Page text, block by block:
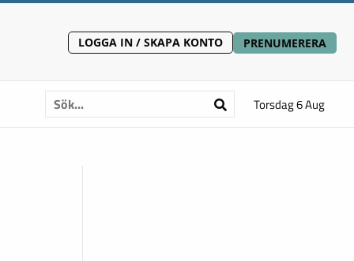
LOGGA IN / SKAPA KONTO PRENUMERERA
Torsdag 6 Aug